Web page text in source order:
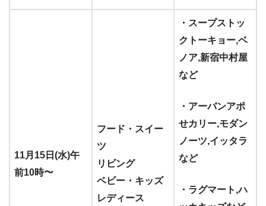
11月15日(水)午
前10時〜
フード・スイー
ツ
リビング
ベビー・キッズ
レディース
・スープストッ
クトーキョー,ベ
ノア,新宿中村屋
など
・アーバンアポ
せカリー,モダン
ノーツ,イッタラ
など
・ラグマート,ハ